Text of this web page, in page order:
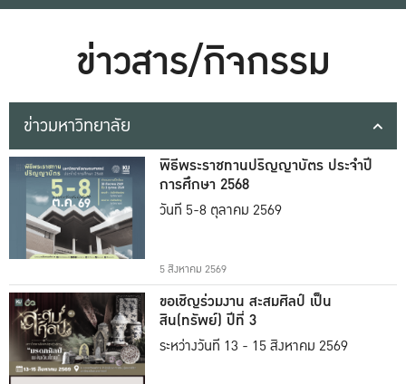
ข่าวสาร/กิจกรรม
ข่าวมหาวิทยาลัย
พิธีพระราชทานปริญญาบัตร ประจำปี
การศึกษา 2568
วันที่ 5-8 ตุลาคม 2569
5 สิงหาคม 2569
ขอเชิญร่วมงาน สะสมศิลป์ เป็น
สิน(ทรัพย์) ปีที่ 3
ระหว่างวันที่ 13 - 15 สิงหาคม 2569